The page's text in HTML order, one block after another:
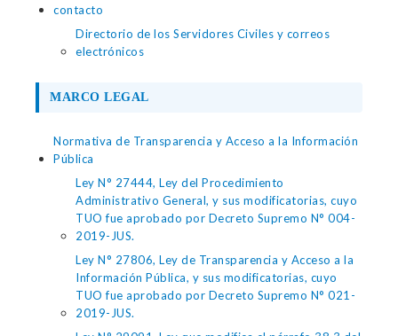
contacto
Directorio de los Servidores Civiles y correos
electrónicos
MARCO LEGAL
Normativa de Transparencia y Acceso a la Información
Pública
Ley N° 27444, Ley del Procedimiento
Administrativo General, y sus modificatorias, cuyo
TUO fue aprobado por Decreto Supremo N° 004-
2019-JUS.
Ley N° 27806, Ley de Transparencia y Acceso a la
Información Pública, y sus modificatorias, cuyo
TUO fue aprobado por Decreto Supremo N° 021-
2019-JUS.